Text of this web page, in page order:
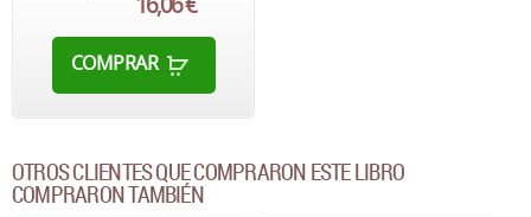
COMPRAR
OTROS CLIENTES QUE COMPRARON ESTE LIBRO
COMPRARON TAMBIÉN